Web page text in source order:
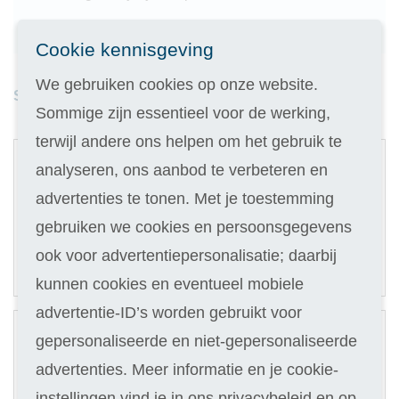
Studieduur: 4 maanden
Digitale cursus
109
Selecteer
Of in termijnen: 5 x 24,90
(keuze in stap 3)
1
Digitale cursus
Hulp van docent
2
Cookie kennisgeving
We gebruiken cookies op onze website.
Sommige zijn essentieel voor de werking,
terwijl andere ons helpen om het gebruik te
analyseren, ons aanbod te verbeteren en
advertenties te tonen. Met je toestemming
gebruiken we cookies en persoonsgegevens
ook voor advertentiepersonalisatie; daarbij
kunnen cookies en eventueel mobiele
advertentie-ID’s worden gebruikt voor
gepersonaliseerde en niet-gepersonaliseerde
advertenties. Meer informatie en je cookie-